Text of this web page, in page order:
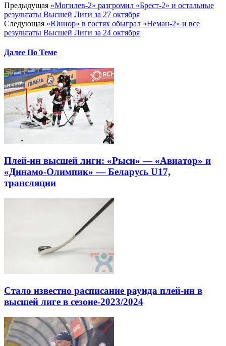
Предыдущая «Могилев-2» разгромил «Брест-2» и остальные
результаты Высшей Лиги за 27 октября
Следующая «Юниор» в гостях обыграл «Неман-2» и все
результаты Высшей Лиги за 24 октября
Далее По Теме
Плей-ин высшей лиги: «Рыси» — «Авиатор» и
«Динамо-Олимпик» — Беларусь U17,
трансляции
Стало известно расписание раунда плей-ин в
высшей лиге в сезоне-2023/2024